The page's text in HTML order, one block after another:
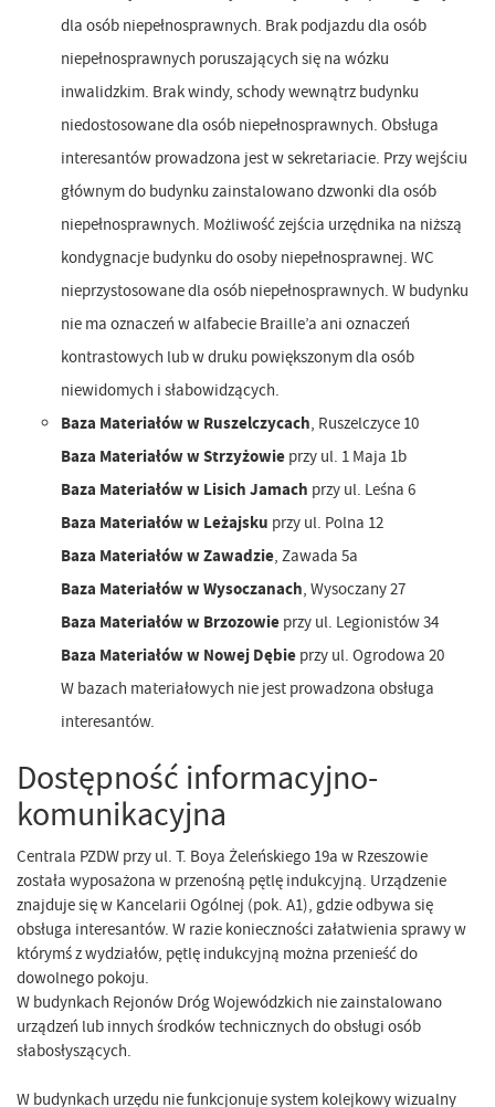
dla osób niepełnosprawnych. Brak podjazdu dla osób
niepełnosprawnych poruszających się na wózku
inwalidzkim. Brak windy, schody wewnątrz budynku
niedostosowane dla osób niepełnosprawnych. Obsługa
interesantów prowadzona jest w sekretariacie. Przy wejściu
głównym do budynku zainstalowano dzwonki dla osób
niepełnosprawnych. Możliwość zejścia urzędnika na niższą
kondygnacje budynku do osoby niepełnosprawnej. WC
nieprzystosowane dla osób niepełnosprawnych. W budynku
nie ma oznaczeń w alfabecie Braille’a ani oznaczeń
kontrastowych lub w druku powiększonym dla osób
niewidomych i słabowidzących.
Baza Materiałów w Ruszelczycach, Ruszelczyce 10
Baza Materiałów w Strzyżowie przy ul. 1 Maja 1b
Baza Materiałów w Lisich Jamach przy ul. Leśna 6
Baza Materiałów w Leżajsku przy ul. Polna 12
Baza Materiałów w Zawadzie, Zawada 5a
Baza Materiałów w Wysoczanach, Wysoczany 27
Baza Materiałów w Brzozowie przy ul. Legionistów 34
Baza Materiałów w Nowej Dębie przy ul. Ogrodowa 20
W bazach materiałowych nie jest prowadzona obsługa
interesantów.
Dostępność informacyjno-
komunikacyjna
Centrala PZDW przy ul. T. Boya Żeleńskiego 19a w Rzeszowie
została wyposażona w przenośną pętlę indukcyjną. Urządzenie
znajduje się w Kancelarii Ogólnej (pok. A1), gdzie odbywa się
obsługa interesantów. W razie konieczności załatwienia sprawy w
którymś z wydziałów, pętlę indukcyjną można przenieść do
dowolnego pokoju.
W budynkach Rejonów Dróg Wojewódzkich nie zainstalowano
urządzeń lub innych środków technicznych do obsługi osób
słabosłyszących.
W budynkach urzędu nie funkcjonuje system kolejkowy wizualny